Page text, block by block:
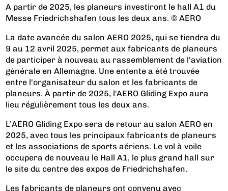
A partir de 2025, les planeurs investiront le hall A1 du
Messe Friedrichshafen tous les deux ans. © AERO
La date avancée du salon AERO 2025, qui se tiendra du
9 au 12 avril 2025, permet aux fabricants de planeurs
de participer à nouveau au rassemblement de l'aviation
générale en Allemagne. Une entente a été trouvée
entre l'organisateur du salon et les fabricants de
planeurs. À partir de 2025, l'AERO Gliding Expo aura
lieu régulièrement tous les deux ans.
L’AERO Gliding Expo sera de retour au salon AERO en
2025, avec tous les principaux fabricants de planeurs
et les associations de sports aériens. Le vol à voile
occupera de nouveau le Hall A1, le plus grand hall sur
le site du centre des expos de Friedrichshafen.
Les fabricants de planeurs ont convenu avec